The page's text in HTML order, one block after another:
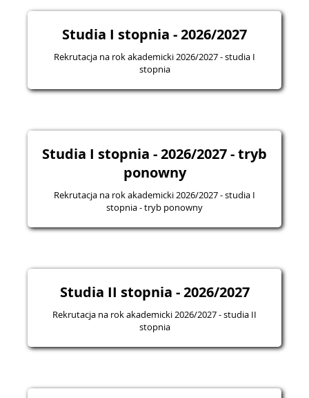
Studia I stopnia - 2026/2027
Rekrutacja na rok akademicki 2026/2027 - studia I
stopnia
Studia I stopnia - 2026/2027 - tryb
ponowny
Rekrutacja na rok akademicki 2026/2027 - studia I
stopnia - tryb ponowny
Studia II stopnia - 2026/2027
Rekrutacja na rok akademicki 2026/2027 - studia II
stopnia